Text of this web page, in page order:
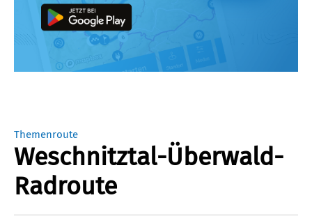
Themenroute
Weschnitztal-Überwald-
Radroute